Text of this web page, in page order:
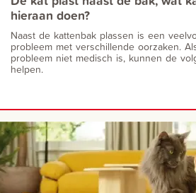
hieraan doen?
Naast de kattenbak plassen is een
probleem met verschillende oorzaken.
probleem niet medisch is, kunnen de
helpen.